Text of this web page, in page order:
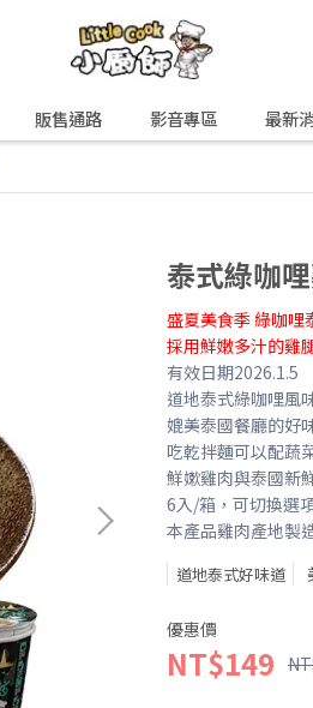
販售通路 影音專區 最新
泰式綠咖
盛夏美食季 綠咖哩
採用鮮嫩多汁的雞
有效日期2026.1.5
道地泰式綠咖哩風
媲美泰國餐廳的好
吃乾拌麵可以配蔬
鮮嫰雞肉與泰國新
6入/箱，可切換選
本產品雞肉產地製
道地泰式好味道
優惠價
NT$149